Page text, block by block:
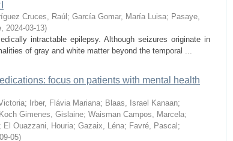
Cruces, Raúl ; García Gomar, María Luisa; Pasaye,
, 2024-03-13)
intractable epilepsy. Although seizures originate in
of gray and white matter beyond the temporal ...
focus on patients with mental health
; Irber, Flávia Mariana; Blaas, Israel Kanaan;
Koch Gimenes, Gislaine; Waisman Campos, Marcela;
; El Ouazzani, Houria; Gazaix, Léna; Favré, Pascal ;
05)